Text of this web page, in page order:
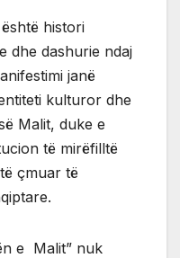
histori
dhe dashurie ndaj
janë
kulturor dhe
Malit, duke e
të mirëfilltë
çmuar të
e Malit” nuk